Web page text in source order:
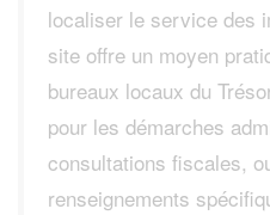
localiser le service des
site offre un moyen
bureaux locaux du
pour les démarches
consultations fiscales,
renseignements